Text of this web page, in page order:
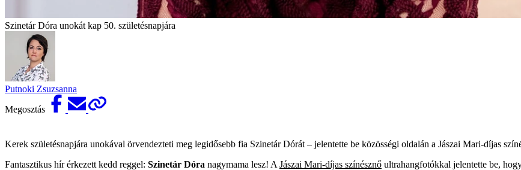
Szinetár Dóra unokát kap 50. születésnapjára
Putnoki Zsuzsanna
Megosztás
Kerek születésnapjára unokával örvendezteti meg legidősebb fia Szinetár Dórát – jelentette be közösségi oldalán a Jászai Mari-díjas
Fantasztikus hír érkezett kedd reggel: Szinetár Dóra nagymama lesz! A Jászai Mari-díjas színésznő ultrahangfotókkal jelentette be,